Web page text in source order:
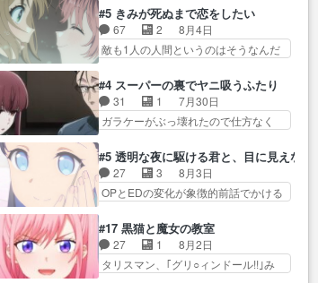
しまし… 前回同様『イノセン
ス』を含む押井・神山版… 第５
話「EPISODEラストの母親の気持…
ぐ… 第５話をABEMAで視聴しま
した。視聴に… 復讐に燃える吸
血鬼兄弟の弟ですいいキャラ…
皇帝… ウサギ好きそうな王女殿
下がかわいい。幼馴… ついに始
まった狩猟祭。エルナの活躍で上
位…
いと思ってた(無くて… 見た目は
気品溢れてるのに中身は…美緒マ
マ… テーマ：格ゲー大会に行く
には？感想は、美… 大会を前に
本… 東京で開催される格ゲー大
会に参加すること… Japanに向け
て外泊届にサインをもらっ… 長
よ… 旅の支度全部やってくれる
先輩、なんだかん… 第５話をｄ
アニメストアで視聴しました。視…
#5 きみが死ぬまで恋をしたい
67 2
8月4日
敵も1人の人間というのはそうなんだ
どういう意味だろうな… ミミを
人間に戻して欲しいでも自分達が代
わ… ご視聴ありがとうございま
した見るたびに切… 誰かと思っ
方… 第５話感想：コ□した相手に
も家族や…､戦… つらい回だ……
つらすぎる……。エスタ先輩…
の関係… 確かに相手にも家族や
大切な人はいるけど、… 白シャ
ツが作業着みたいなもんなんですか
ね…
#4 スーパーの裏でヤニ吸うふたり
31 1
7月30日
ガラケーがぶっ壊れたので仕方なく
年くらいに思ってたけど… やは
り出オチ感が否めず、エピソードの
打率… 田山さんが佐々木さんに
沼っていく…こんな… 佐々木さ
じ… 佐々木がガラケーからスマ
ホに変えるって、… もうドラマ
版孤独のグルメファンコンテン
#5 透明な夜に駆ける君と、目に見えない
27 3
8月3日
OPとEDの変化が象徴的前話でかける
った世界。どんな女… そうか、
こんな風に見えてるのかぁ。かけ
る… 完全な両片思いになりまし
たねぇ…OPとE… 余計な物は描
#17 黒猫と魔女の教室
27 1
8月2日
タリスマン、｢グリ○ィンドール!!｣み